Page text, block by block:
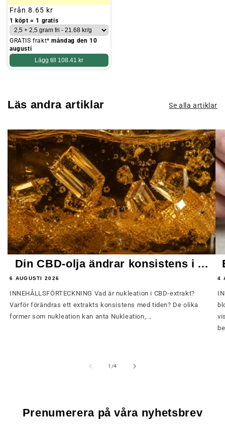
Ordinarie
pris
Från 8.65 kr
1 köpt = 1 gratis
GRATIS frakt*måndag den 10
augusti
Lägg till 108.41 kr
Läs andra artiklar Se alla artiklar
Din CBD-olja ändrar konsistens i ...
6 AUGUSTI 2026
INNEHÅLLSFÖRTECKNING Vad är nukleation i CBD-extrakt?
Varför förändras ett extrakts konsistens med tiden? De olika
former som nukleation kan anta Nukleation,...
4
1 /av
4
Prenumerera på våra nyhetsbrev